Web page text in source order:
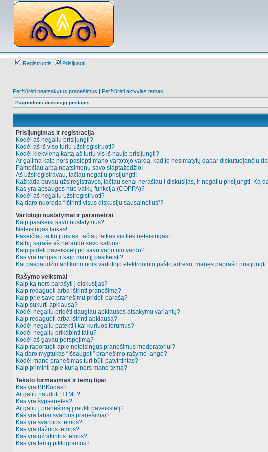
Registruotis Prisijungti
Peržiūrėti neatsakytus pranešimus | Peržiūrėti aktyvias temas
Pagrindinis diskusijų puslapis
Prisijungimas ir registracija
Kodėl aš negaliu prisijungti?
Kodėl aš iš viso turiu užsiregistruoti?
Kodėl kiekvieną kartą aš turiu vis iš naujo prisijungti?
Ar galima kaip nors paslėpti mano vartotojo vardą, kad jo nesimatytų dabar diskutuojančių
Pamečiau arba neatsimenu savo slaptažodžio!
Aš užsiregistravau, tačiau negaliu prisijungti!
Kažkada buvau užsiregistravęs, tačiau senai nerašiau į diskusijas, ir negaliu prisijungti. Ką
Kas yra apsaugos nuo vaikų funkcija (COPPA)?
Kodėl aš negaliu užsiregistruoti?
Ką daro nuoroda “Ištrinti visus diskusijų sausainėlius”?
Vartotojo nustatymai ir parametrai
Kaip pasikeisi savo nustatymus?
Neteisingas laikas!
Pakeičiau laiko juostas, tačiau laikas vis tiek neteisingas!
Kalbų sąraše aš nerandu savo kalbos!
Kaip įsidėti paveikslėlį po savo vartotojo vardu?
Kas yra rangas ir kaip man jį pasikeisti?
Kai paspaudžiu ant kurio nors vartotojo elektroninio pašto adreso, manęs paprašo
Rašymo veiksmai
Kaip ką nors parašyti į diskusijas?
Kaip redaguoti arba ištrinti pranešimą?
Kaip prie savo pranešimų pridėti parašą?
Kaip sukurti apklausą?
Kodėl negaliu pridėti daugiau apklausos atsakymų variantų?
Kaip redaguoti arba ištrinti apklausą?
Kodėl negaliu patekti į kai kuriuos forumus?
Kodėl negaliu prikabinti failų?
Kodėl aš gavau perspėjimą?
Kaip raportuoti apie neteisingus pranešimus moderatoriui?
Ką daro mygtukas “Išsaugoti” pranešimo rašymo lange?
Kodėl mano pranešimas turi būti patvirtintas?
Kaip priminti apie kurią nors mano temą?
Teksto formavimas ir temų tipai
Kas yra BBKodas?
Ar galiu naudoti HTML?
Kas yra šypsenėlės?
Ar galiu į pranešimą įtraukti paveikslėlį?
Kas yra labai svarbūs pranešimai?
Kas yra svarbios temos?
Kas yra dažnos temos?
Kas yra užrakintos temos?
Kas yra temų piktogramos?